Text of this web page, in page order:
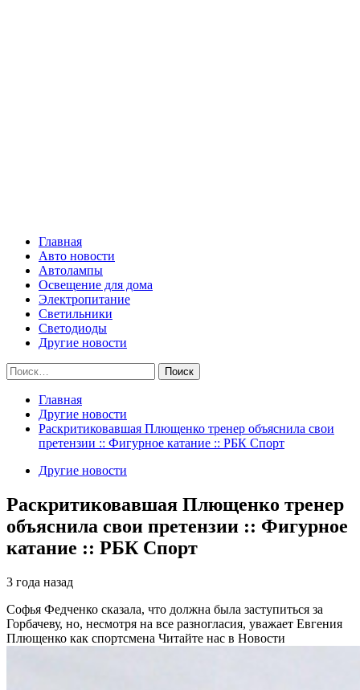
Главная
Авто новости
Автолампы
Освещение для дома
Электропитание
Светильники
Светодиоды
Другие новости
Найти:
Главная
Другие новости
Раскритиковавшая Плющенко тренер объяснила свои
претензии :: Фигурное катание :: РБК Спорт
Другие новости
Раскритиковавшая Плющенко тренер
объяснила свои претензии :: Фигурное
катание :: РБК Спорт
3 года назад
Софья Федченко сказала, что должна была заступиться за
Горбачеву, но, несмотря на все разногласия, уважает Евгения
Плющенко как спортсмена Читайте нас в Новости